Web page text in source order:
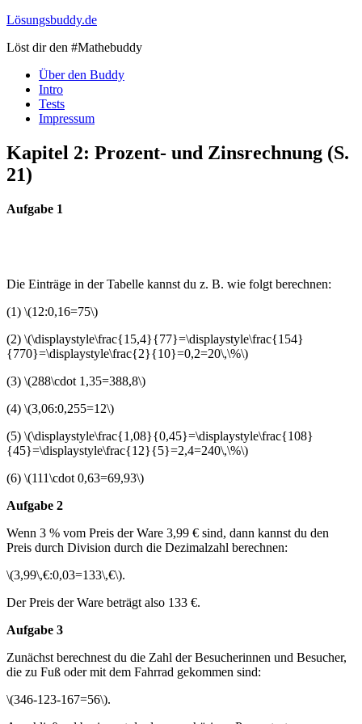
Skip
content
Lösungsbuddy.de
Löst dir den #Mathebuddy
Über den Buddy
Intro
Tests
Impressum
Kapitel 2: Prozent- und Zinsrechnung (S.
21)
Aufgabe 1
Die Einträge in der Tabelle kannst du z. B. wie folgt berechnen:
(1) \(12:0,16=75\)
(2) \(\displaystyle\frac{15,4}{77}=\displaystyle\frac{154}
{770}=\displaystyle\frac{2}{10}=0,2=20\,\%\)
(3) \(288\cdot 1,35=388,8\)
(4) \(3,06:0,255=12\)
(5) \(\displaystyle\frac{1,08}{0,45}=\displaystyle\frac{108}
{45}=\displaystyle\frac{12}{5}=2,4=240\,\%\)
(6) \(111\cdot 0,63=69,93\)
Aufgabe 2
Wenn 3 % vom Preis der Ware 3,99 € sind, dann kannst du den
Preis durch Division durch die Dezimalzahl berechnen:
\(3,99\,€:0,03=133\,€\).
Der Preis der Ware beträgt also 133 €.
Aufgabe 3
Zunächst berechnest du die Zahl der Besucherinnen und Besucher,
die zu Fuß oder mit dem Fahrrad gekommen sind:
\(346-123-167=56\).